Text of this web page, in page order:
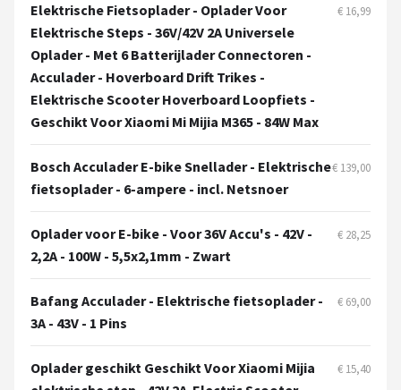
Elektrische Fietsoplader - Oplader Voor
Elektrische Steps - 36V/42V 2A Universele
Oplader - Met 6 Batterijlader Connectoren -
Acculader - Hoverboard Drift Trikes -
Elektrische Scooter Hoverboard Loopfiets -
Geschikt Voor Xiaomi Mi Mijia M365 - 84W Max
€ 16,99
Bosch Acculader E-bike Snellader - Elektrische
fietsoplader - 6-ampere - incl. Netsnoer
€ 139,00
Oplader voor E-bike - Voor 36V Accu's - 42V -
2,2A - 100W - 5,5x2,1mm - Zwart
€ 28,25
Bafang Acculader - Elektrische fietsoplader -
3A - 43V - 1 Pins
€ 69,00
Oplader geschikt Geschikt Voor Xiaomi Mijia
€ 15,40